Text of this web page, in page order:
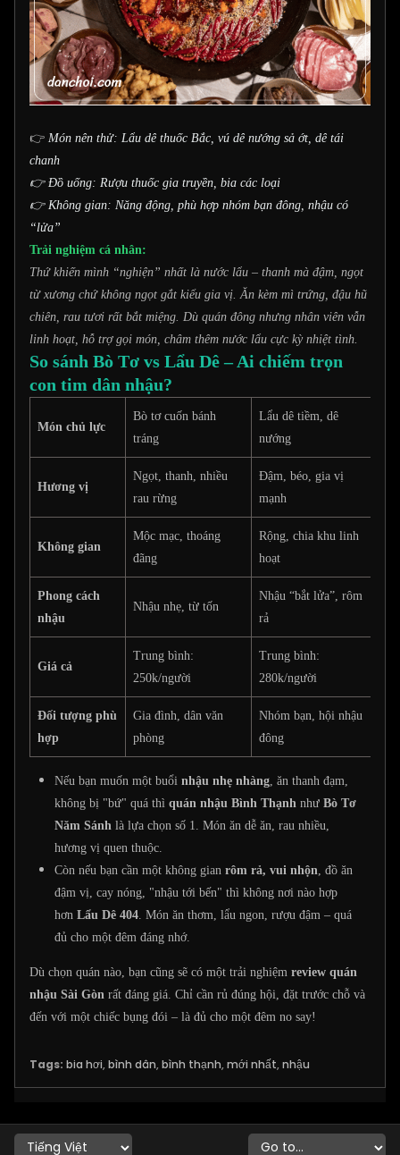
👉 Món nên thử: Lẩu dê thuốc Bắc, vú dê nướng sả ớt, dê tái
chanh
👉 Đồ uống: Rượu thuốc gia truyền, bia các loại
👉 Không gian: Năng động, phù hợp nhóm bạn đông, nhậu có
“lửa”
Trải nghiệm cá nhân:
Thứ khiến mình “nghiện” nhất là nước lẩu – thanh mà đậm, ngọt
từ xương chứ không ngọt gắt kiểu gia vị. Ăn kèm mì trứng, đậu hũ
chiên, rau tươi rất bắt miệng. Dù quán đông nhưng nhân viên vẫn
linh hoạt, hỗ trợ gọi món, châm thêm nước lẩu cực kỳ nhiệt tình.
So sánh Bò Tơ vs Lẩu Dê – Ai chiếm trọn
con tim dân nhậu?
Món chủ lực
Bò tơ cuốn bánh
tráng
Lẩu dê tiềm, dê
nướng
Hương vị
Ngọt, thanh, nhiều
rau rừng
Đậm, béo, gia vị
mạnh
Không gian
Mộc mạc, thoáng
đãng
Rộng, chia khu linh
hoạt
Phong cách
nhậu
Nhậu nhẹ, từ tốn
Nhậu “bắt lửa”, rôm
rả
Giá cả
Trung bình:
250k/người
Trung bình:
280k/người
Đối tượng phù
hợp
Gia đình, dân văn
phòng
Nhóm bạn, hội nhậu
đông
Nếu bạn muốn một buổi nhậu nhẹ nhàng , ăn thanh đạm,
không bị "bứ" quá thì quán nhậu Bình Thạnh như Bò Tơ
Năm Sánh là lựa chọn số 1. Món ăn dễ ăn, rau nhiều,
hương vị quen thuộc.
Còn nếu bạn cần một không gian rôm rả, vui nhộn , đồ ăn
đậm vị, cay nóng, "nhậu tới bến" thì không nơi nào hợp
hơn Lẩu Dê 404 . Món ăn thơm, lẩu ngon, rượu đậm – quá
đủ cho một đêm đáng nhớ.
Dù chọn quán nào, bạn cũng sẽ có một trải nghiệm review quán
nhậu Sài Gòn rất đáng giá. Chỉ cần rủ đúng hội, đặt trước chỗ và
đến với một chiếc bụng đói – là đủ cho một đêm no say!
Tags: bia hơi, bình dân, bình thạnh, mới nhất, nhậu